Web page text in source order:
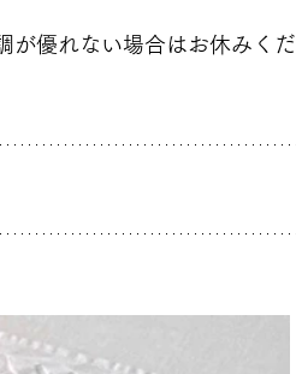
が優れない場合はお休みくだ